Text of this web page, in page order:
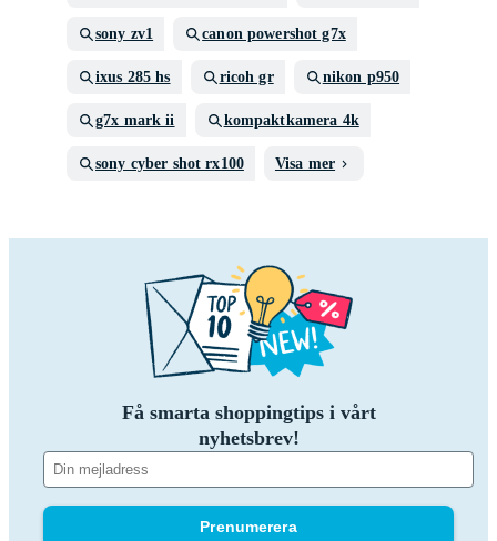
sony zv1 canon powershot g7x
ixus 285 hs ricoh gr nikon p950
g7x mark ii kompaktkamera 4k
sony cyber shot rx100 Visa mer
Få smarta shoppingtips i vårt
nyhetsbrev!
Prenumerera